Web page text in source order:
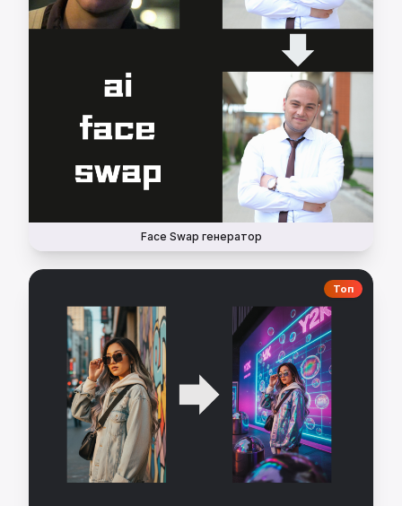
Face Swap генератор
Топ